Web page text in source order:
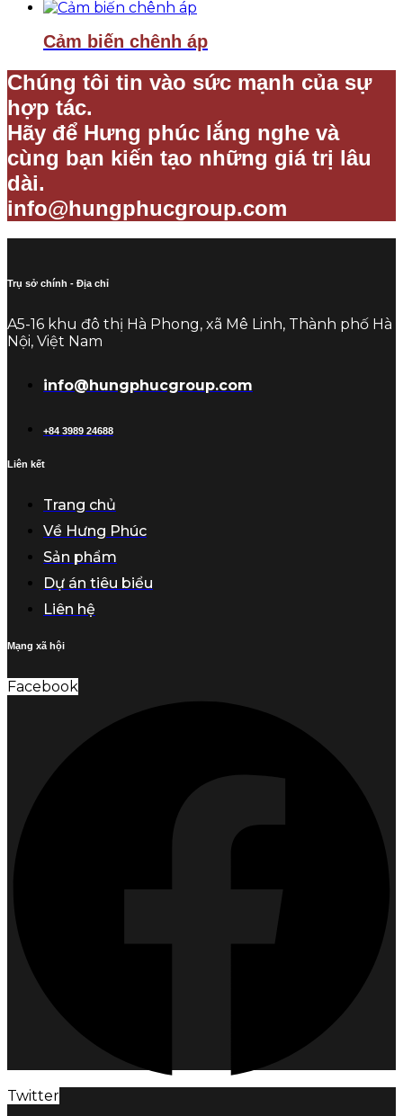
Cảm biến chênh áp
Chúng tôi tin vào sức mạnh của sự
hợp tác.
Hãy để Hưng phúc lắng nghe và
cùng bạn kiến tạo những giá trị lâu
dài.
info@hungphucgroup.com
Trụ sở chính - Địa chỉ
A5-16 khu đô thị Hà Phong, xã Mê Linh, Thành phố Hà
Nội, Việt Nam
info@hungphucgroup.com
+84 3989 24688
Liên kết
Trang chủ
Về Hưng Phúc
Sản phẩm
Dự án tiêu biểu
Liên hệ
Mạng xã hội
Facebook
Twitter